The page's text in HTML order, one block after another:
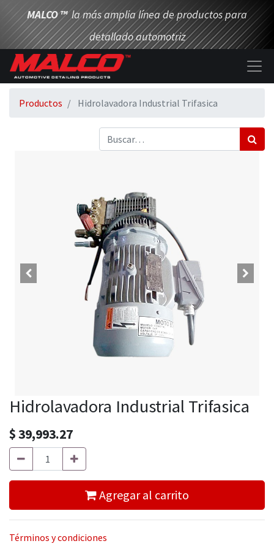
MALCO™ la más amplia línea de productos para
detallado automotriz
Productos Hidrolavadora Industrial Trifasica
Hidrolavadora Industrial Trifasica
$39,993.27
Agregar al carrito
Términos y condiciones